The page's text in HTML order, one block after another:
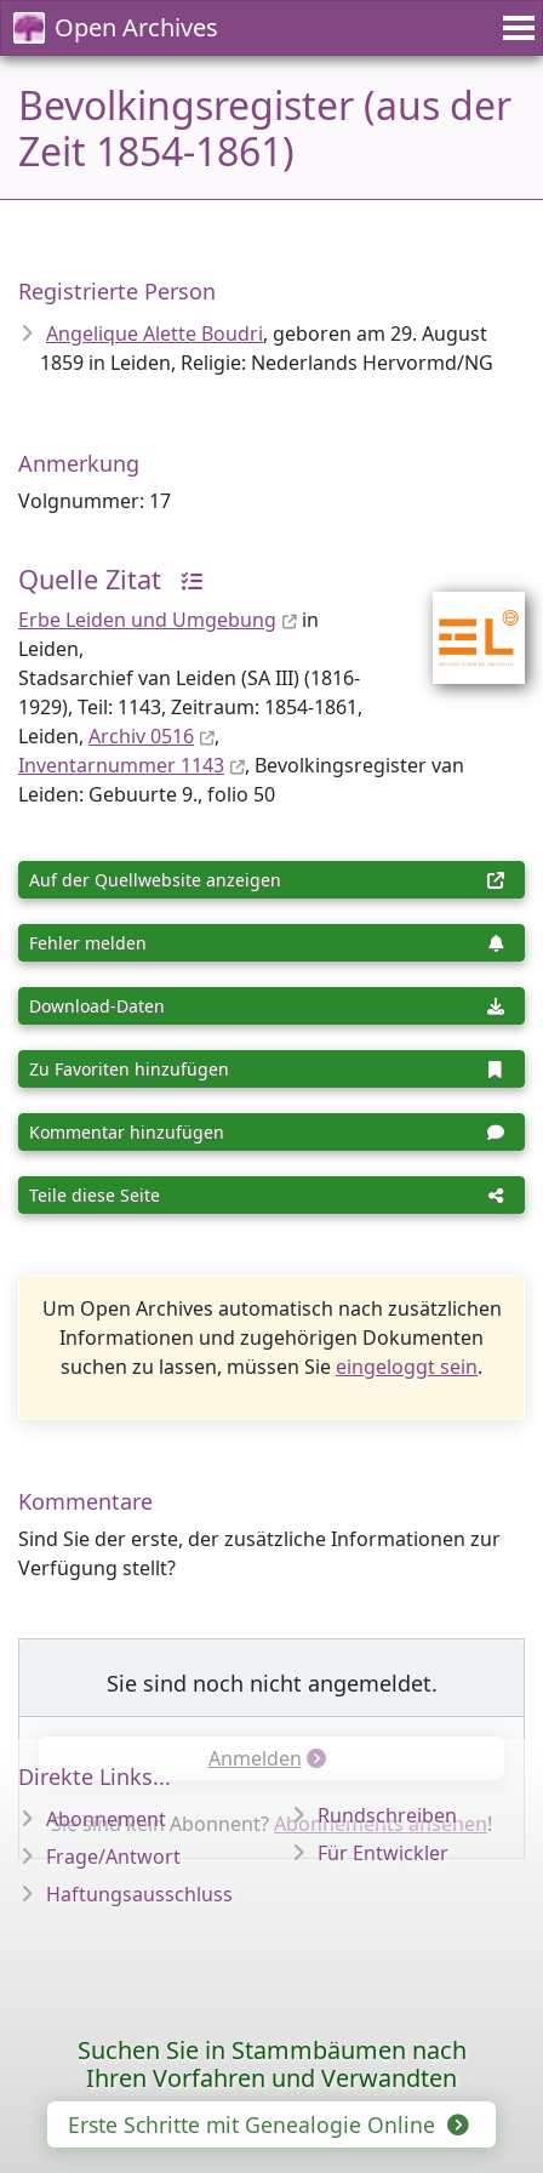
Open Archives
Bevolkingsregister (aus der
Zeit 1854-1861)
Registrierte Person
Angelique Alette Boudri, geboren am 29. August
1859 in Leiden, Religie: Nederlands Hervormd/NG
Anmerkung
Volgnummer: 17
Quelle Zitat
Erbe Leiden und Umgebung
in
Leiden,
Stadsarchief van Leiden (SA III) (1816-
1929), Teil: 1143, Zeitraum: 1854-1861,
Leiden, Archiv 0516
,
Inventar­nummer 1143
, Bevolkingsregister van
Leiden: Gebuurte 9., folio 50
Auf der Quellwebsite anzeigen
Fehler melden
Download-Daten
Zu Favoriten hinzufügen
Kommentar hinzufügen
Teile diese Seite
Um Open Archives automatisch nach zusätzlichen
Informationen und zugehörigen Dokumenten
suchen zu lassen, müssen Sie eingeloggt sein.
Kommentare
Sind Sie der erste, der zusätzliche Informationen zur
Verfügung stellt?
Sie sind noch nicht angemeldet.
Anmelden
Sie sind kein Abonnent?Abonnements ansehen!
Direkte Links...
Abonnement
Frage/Antwort
Haftungsausschluss
Rundschreiben
Für Entwickler
Suchen Sie in Stammbäumen nach
Ihren Vorfahren und Verwandten
Erste Schritte mit Genealogie Online